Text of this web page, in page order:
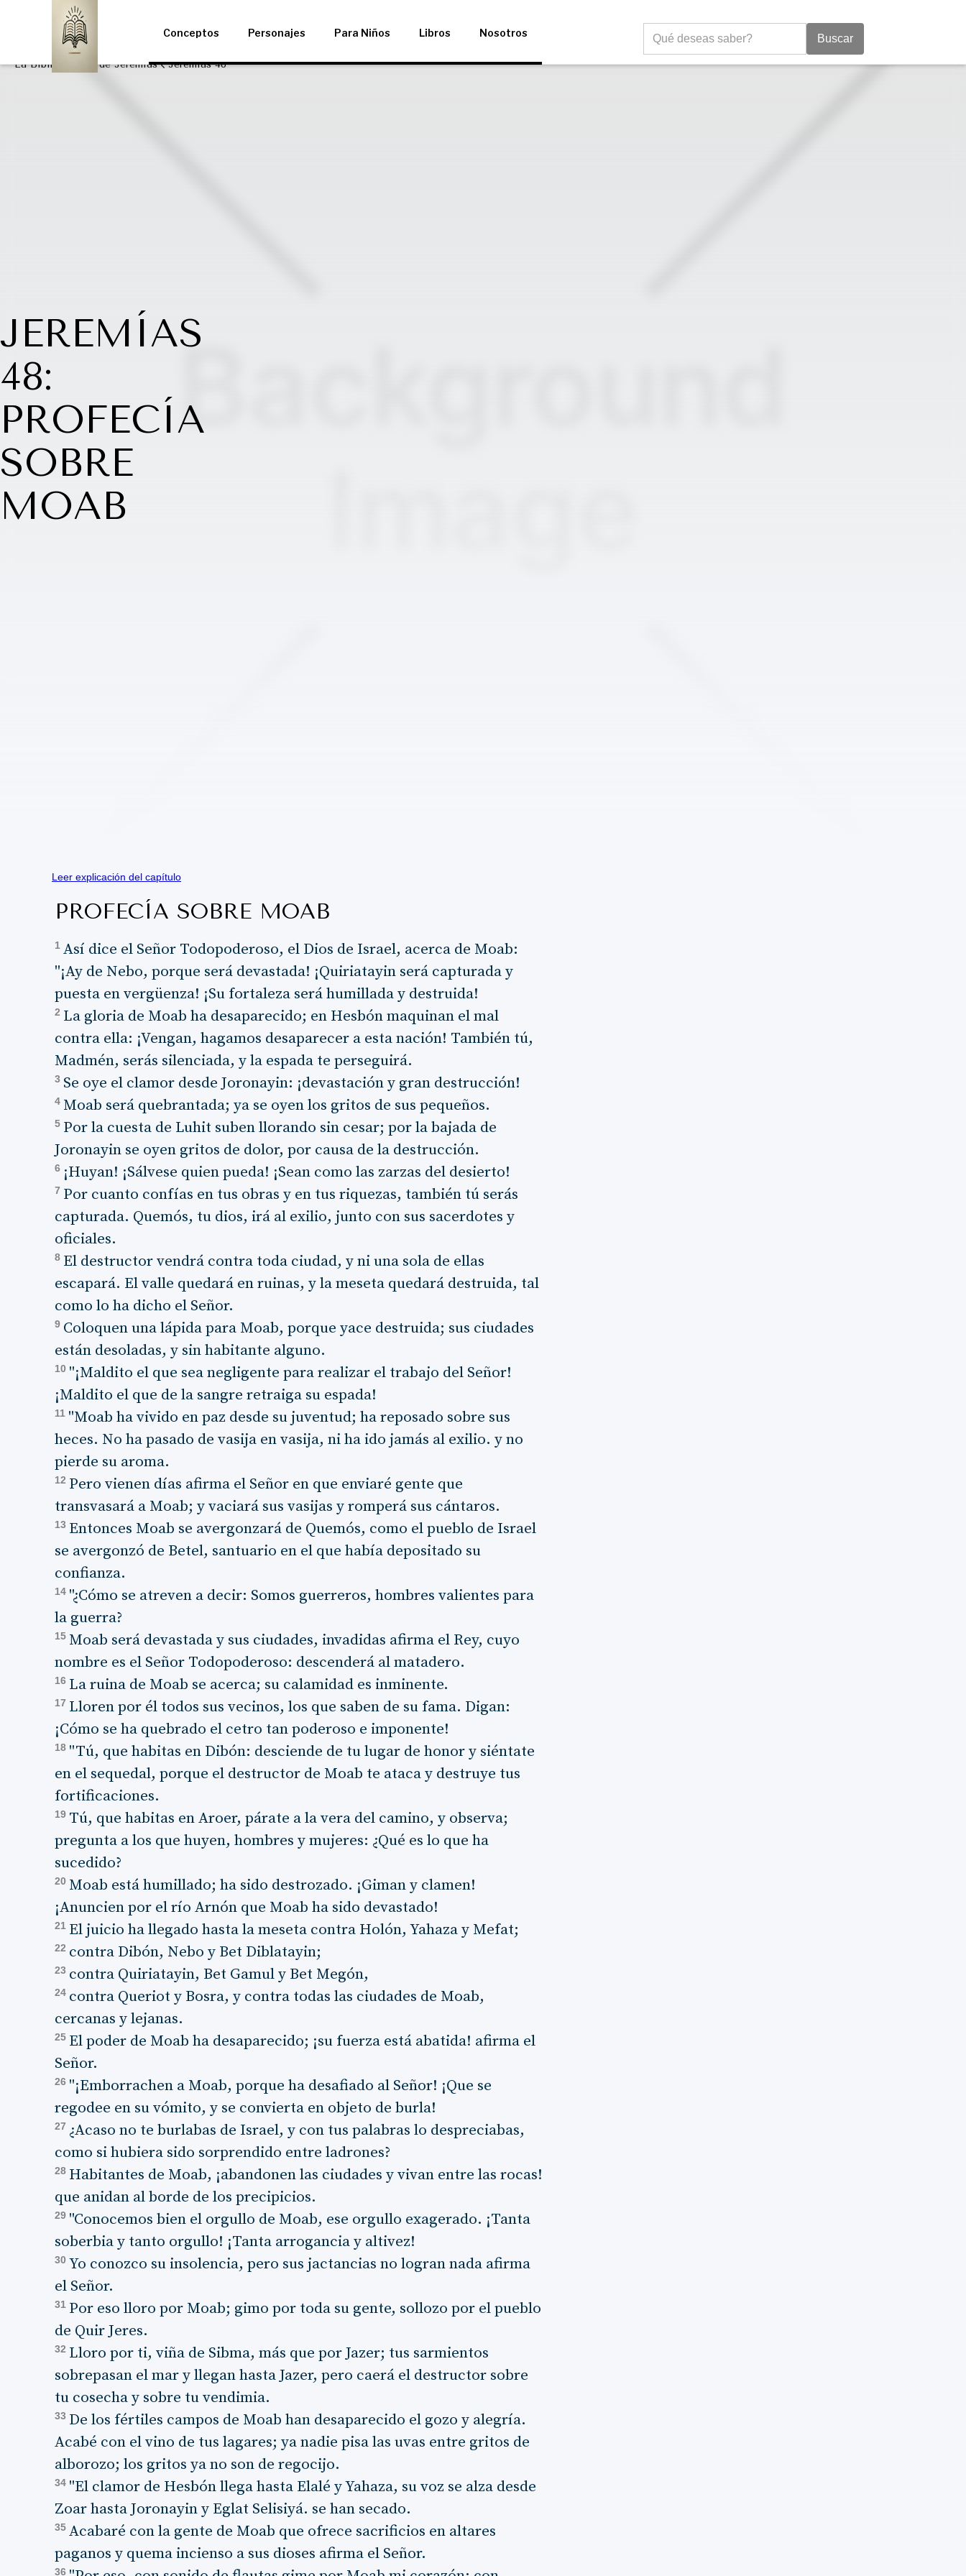
Conceptos Personajes Para Niños Libros Nosotros
JEREMÍAS
48:
PROFECÍA
SOBRE
MOAB
La Biblia Libro de Jeremías Jeremías 48
Leer explicación del capítulo
PROFECÍA SOBRE MOAB
1 Así dice el Señor Todopoderoso, el Dios de Israel, acerca de Moab:
"¡Ay de Nebo, porque será devastada! ¡Quiriatayin será capturada y
puesta en vergüenza! ¡Su fortaleza será humillada y destruida!
2 La gloria de Moab ha desaparecido; en Hesbón maquinan el mal
contra ella: ¡Vengan, hagamos desaparecer a esta nación! También tú,
Madmén, serás silenciada, y la espada te perseguirá.
3 Se oye el clamor desde Joronayin: ¡devastación y gran destrucción!
4 Moab será quebrantada; ya se oyen los gritos de sus pequeños.
5 Por la cuesta de Luhit suben llorando sin cesar; por la bajada de
Joronayin se oyen gritos de dolor, por causa de la destrucción.
6 ¡Huyan! ¡Sálvese quien pueda! ¡Sean como las zarzas del desierto!
7 Por cuanto confías en tus obras y en tus riquezas, también tú serás
capturada. Quemós, tu dios, irá al exilio, junto con sus sacerdotes y
oficiales.
8 El destructor vendrá contra toda ciudad, y ni una sola de ellas
escapará. El valle quedará en ruinas, y la meseta quedará destruida, tal
como lo ha dicho el Señor.
9 Coloquen una lápida para Moab, porque yace destruida; sus ciudades
están desoladas, y sin habitante alguno.
10 "¡Maldito el que sea negligente para realizar el trabajo del Señor!
¡Maldito el que de la sangre retraiga su espada!
11 "Moab ha vivido en paz desde su juventud; ha reposado sobre sus
heces. No ha pasado de vasija en vasija, ni ha ido jamás al exilio. y no
pierde su aroma.
12 Pero vienen días afirma el Señor en que enviaré gente que
transvasará a Moab; y vaciará sus vasijas y romperá sus cántaros.
13 Entonces Moab se avergonzará de Quemós, como el pueblo de Israel
se avergonzó de Betel, santuario en el que había depositado su
confianza.
14 "¿Cómo se atreven a decir: Somos guerreros, hombres valientes para
la guerra?
15 Moab será devastada y sus ciudades, invadidas afirma el Rey, cuyo
nombre es el Señor Todopoderoso: descenderá al matadero.
16 La ruina de Moab se acerca; su calamidad es inminente.
17 Lloren por él todos sus vecinos, los que saben de su fama. Digan:
¡Cómo se ha quebrado el cetro tan poderoso e imponente!
18 "Tú, que habitas en Dibón: desciende de tu lugar de honor y siéntate
en el sequedal, porque el destructor de Moab te ataca y destruye tus
fortificaciones.
19 Tú, que habitas en Aroer, párate a la vera del camino, y observa;
pregunta a los que huyen, hombres y mujeres: ¿Qué es lo que ha
sucedido?
20 Moab está humillado; ha sido destrozado. ¡Giman y clamen!
¡Anuncien por el río Arnón que Moab ha sido devastado!
21 El juicio ha llegado hasta la meseta contra Holón, Yahaza y Mefat;
22 contra Dibón, Nebo y Bet Diblatayin;
23 contra Quiriatayin, Bet Gamul y Bet Megón,
24 contra Queriot y Bosra, y contra todas las ciudades de Moab,
cercanas y lejanas.
25 El poder de Moab ha desaparecido; ¡su fuerza está abatida! afirma el
Señor.
26 "¡Emborrachen a Moab, porque ha desafiado al Señor! ¡Que se
regodee en su vómito, y se convierta en objeto de burla!
27 ¿Acaso no te burlabas de Israel, y con tus palabras lo despreciabas,
como si hubiera sido sorprendido entre ladrones?
28 Habitantes de Moab, ¡abandonen las ciudades y vivan entre las rocas!
que anidan al borde de los precipicios.
29 "Conocemos bien el orgullo de Moab, ese orgullo exagerado. ¡Tanta
soberbia y tanto orgullo! ¡Tanta arrogancia y altivez!
30Yo conozco su insolencia, pero sus jactancias no logran nada afirma
el Señor.
31 Por eso lloro por Moab; gimo por toda su gente, sollozo por el pueblo
de Quir Jeres.
32 Lloro por ti, viña de Sibma, más que por Jazer; tus sarmientos
sobrepasan el mar y llegan hasta Jazer, pero caerá el destructor sobre
tu cosecha y sobre tu vendimia.
33 De los fértiles campos de Moab han desaparecido el gozo y alegría.
Acabé con el vino de tus lagares; ya nadie pisa las uvas entre gritos de
alborozo; los gritos ya no son de regocijo.
34 "El clamor de Hesbón llega hasta Elalé y Yahaza, su voz se alza desde
Zoar hasta Joronayin y Eglat Selisiyá. se han secado.
35 Acabaré con la gente de Moab que ofrece sacrificios en altares
paganos y quema incienso a sus dioses afirma el Señor.
36